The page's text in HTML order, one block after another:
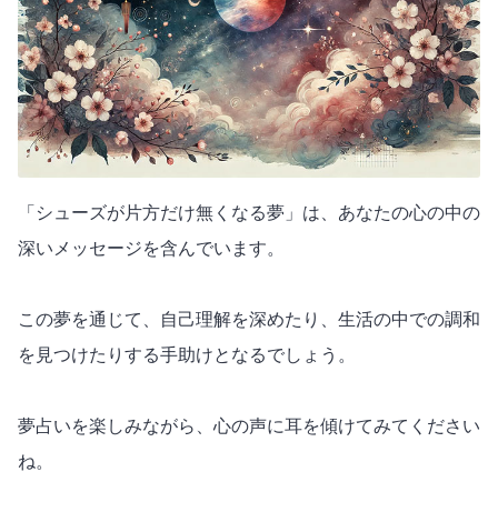
「シューズが片方だけ無くなる夢」は、あなたの心の中の
深いメッセージを含んでいます。
この夢を通じて、自己理解を深めたり、生活の中での調和
を見つけたりする手助けとなるでしょう。
夢占いを楽しみながら、心の声に耳を傾けてみてください
ね。